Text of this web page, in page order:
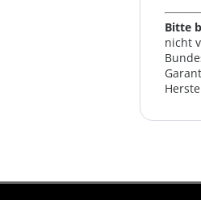
Bitte
nicht